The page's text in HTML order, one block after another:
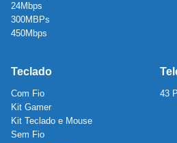
24Mbps
300MBPs
450Mbps
Teclado
Com Fio
Kit Gamer
Kit Teclado e Mouse
Sem Fio
43